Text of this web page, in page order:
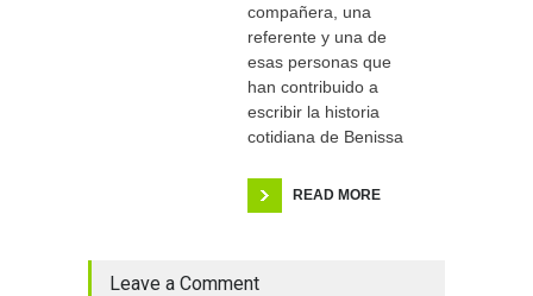
compañera, una
referente y una de
esas personas que
han contribuido a
escribir la historia
cotidiana de Benissa
READ MORE
Leave a Comment